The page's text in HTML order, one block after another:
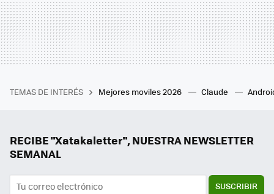
TEMAS DE INTERÉS Mejores moviles 2026 Claude
RECIBE "Xatakaletter", NUESTRA NEWSLETTER
SEMANAL
SUSCRIBIR